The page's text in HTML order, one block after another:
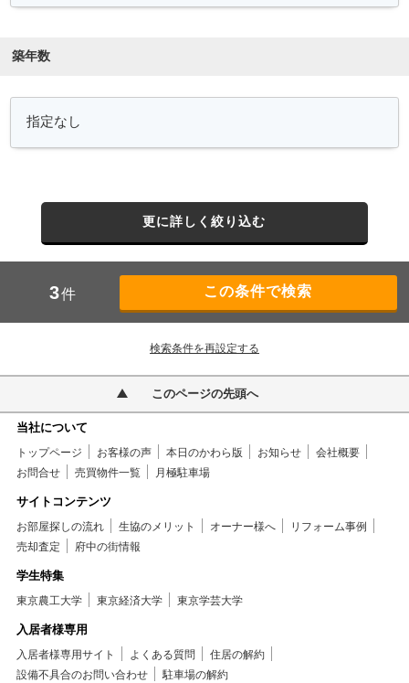
築年数
更に詳しく絞り込む
3件
検索条件を再設定する
このページの先頭へ
当社について
トップページ お客様の声 本日のかわら版 お知らせ
会社概要
お問合せ
売買物件一覧 月極駐車場
サイトコンテンツ
お部屋探しの流れ 生協のメリット オーナー様へ
リフォーム事例
売却査定
府中の街情報
学生特集
東京農工大学 東京経済大学 東京学芸大学
入居者様専用
入居者様専用サイト よくある質問
住居の解約
設備不具合のお問い合わせ
駐車場の解約